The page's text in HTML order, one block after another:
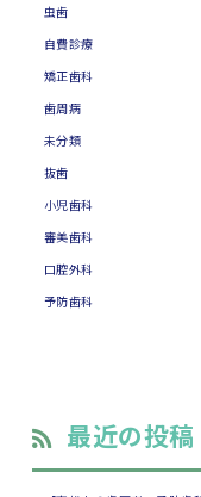
虫歯
自費診療
矯正歯科
歯周病
未分類
抜歯
小児歯科
審美歯科
口腔外科
予防歯科
最近の投稿